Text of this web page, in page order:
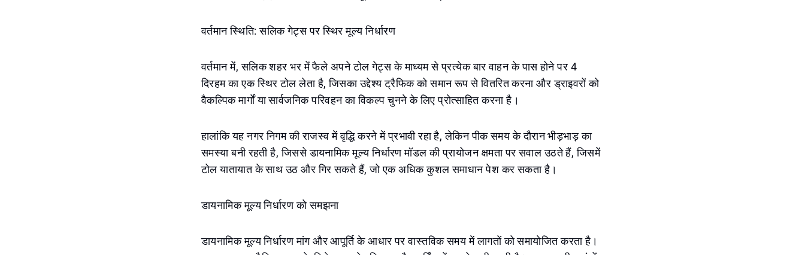
वर्तमान स्थिति: सलिक गेट्स पर स्थिर मूल्य निर्धारण
वर्तमान में, सलिक शहर भर में फैले अपने टोल गेट्स के माध्यम से प्रत्येक बार वाहन के पास होने पर 4
दिरहम का एक स्थिर टोल लेता है, जिसका उद्देश्य ट्रैफिक को समान रूप से वितरित करना और ड्राइवरों को
वैकल्पिक मार्गों या सार्वजनिक परिवहन का विकल्प चुनने के लिए प्रोत्साहित करना है।
हालांकि यह नगर निगम की राजस्व में वृद्धि करने में प्रभावी रहा है, लेकिन पीक समय के दौरान भीड़भाड़ का
समस्या बनी रहती है, जिससे डायनामिक मूल्य निर्धारण मॉडल की प्रायोजन क्षमता पर सवाल उठते हैं, जिसमें
टोल यातायात के साथ उठ और गिर सकते हैं, जो एक अधिक कुशल समाधान पेश कर सकता है।
डायनामिक मूल्य निर्धारण को समझना
डायनामिक मूल्य निर्धारण मांग और आपूर्ति के आधार पर वास्तविक समय में लागतों को समायोजित करता है।